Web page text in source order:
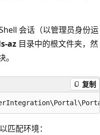
会话（以管理员身份运
az 目录中的根文件夹，然
复制
匹配环境：